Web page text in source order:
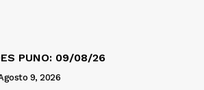
PUNO: 09/08/26
9, 2026